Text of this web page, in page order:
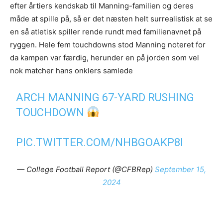
efter årtiers kendskab til Manning-familien og deres
måde at spille på, så er det næsten helt surrealistisk at se
en så atletisk spiller rende rundt med familienavnet på
ryggen. Hele fem touchdowns stod Manning noteret for
da kampen var færdig, herunder en på jorden som vel
nok matcher hans onklers samlede
ARCH MANNING 67-YARD RUSHING
TOUCHDOWN
PIC.TWITTER.COM/NHBGOAKP8I
— College Football Report (@CFBRep) September 15,
2024